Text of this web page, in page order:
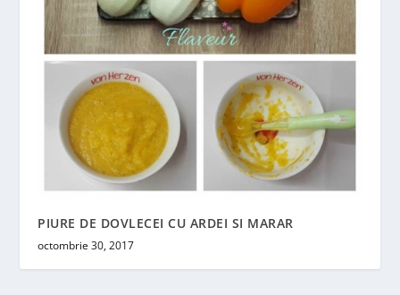
PIURE DE DOVLECEI CU ARDEI SI MARAR
octombrie 30, 2017